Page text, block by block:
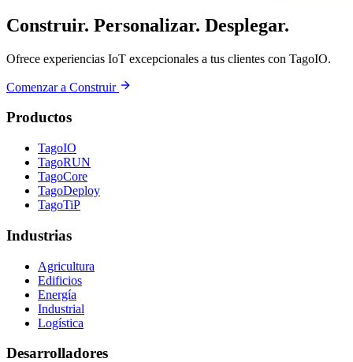
Construir. Personalizar. Desplegar.
Ofrece experiencias IoT excepcionales a tus clientes con TagoIO.
Comenzar a Construir
Productos
TagoIO
TagoRUN
TagoCore
TagoDeploy
TagoTiP
Industrias
Agricultura
Edificios
Energía
Industrial
Logística
Desarrolladores